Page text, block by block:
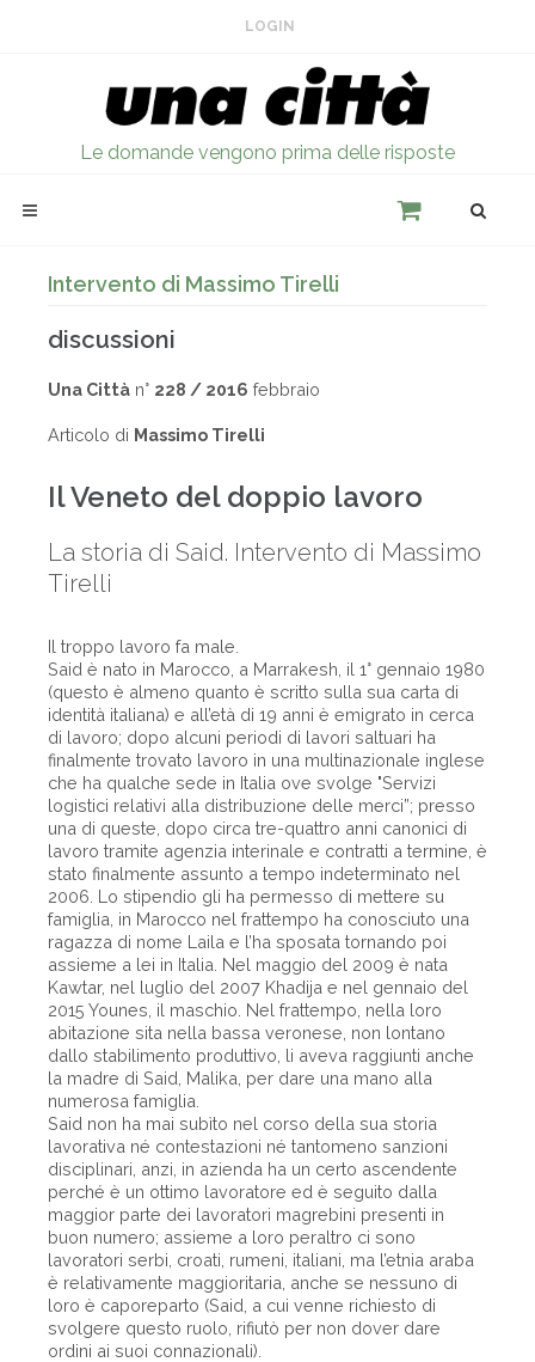
LOGIN
Le domande vengono prima delle risposte
Intervento di Massimo Tirelli
discussioni
Una Città n° 228 / 2016 febbraio
Articolo di Massimo Tirelli
Il Veneto del doppio lavoro
La storia di Said. Intervento di Massimo
Tirelli
Il troppo lavoro fa male.
Said è nato in Marocco, a Marrakesh, il 1° gennaio 1980
(questo è almeno quanto è scritto sulla sua carta di
identità italiana) e all’età di 19 anni è emigrato in cerca
di lavoro; dopo alcuni periodi di lavori saltuari ha
finalmente trovato lavoro in una multinazionale inglese
che ha qualche sede in Italia ove svolge "Servizi
logistici relativi alla distribuzione delle merci”; presso
una di queste, dopo circa tre-quattro anni canonici di
lavoro tramite agenzia interinale e contratti a termine, è
stato finalmente assunto a tempo indeterminato nel
2006. Lo stipendio gli ha permesso di mettere su
famiglia, in Marocco nel frattempo ha conosciuto una
ragazza di nome Laila e l’ha sposata tornando poi
assieme a lei in Italia. Nel maggio del 2009 è nata
Kawtar, nel luglio del 2007 Khadija e nel gennaio del
2015 Younes, il maschio. Nel frattempo, nella loro
abitazione sita nella bassa veronese, non lontano
dallo stabilimento produttivo, li aveva raggiunti anche
la madre di Said, Malika, per dare una mano alla
numerosa famiglia.
Said non ha mai subìto nel corso della sua storia
lavorativa né contestazioni né tantomeno sanzioni
disciplinari, anzi, in azienda ha un certo ascendente
perché è un ottimo lavoratore ed è seguito dalla
maggior parte dei lavoratori magrebini presenti in
buon numero; assieme a loro peraltro ci sono
lavoratori serbi, croati, rumeni, italiani, ma l’etnia araba
è relativamente maggioritaria, anche se nessuno di
loro è caporeparto (Said, a cui venne richiesto di
svolgere questo ruolo, rifiutò per non dover dare
ordini ai suoi connazionali).